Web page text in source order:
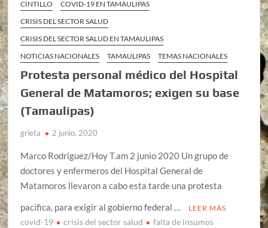
CINTILLO
COVID-19 EN TAMAULIPAS
CRISIS DEL SECTOR SALUD
CRISIS DEL SECTOR SALUD EN TAMAULIPAS
NOTICIAS NACIONALES
TAMAULIPAS TEMAS NACIONALES
Protesta personal médico del Hospital
General de Matamoros; exigen su base
(Tamaulipas)
grieta 2 junio, 2020
Marco Rodríguez/Hoy T.am 2 junio 2020 Un grupo de
doctores y enfermeros del Hospital General de
Matamoros llevaron a cabo esta tarde una protesta
pacífica, para exigir al gobierno federal …
LEER MÁS
covid-19 crisis del sector salud
falta de insumos